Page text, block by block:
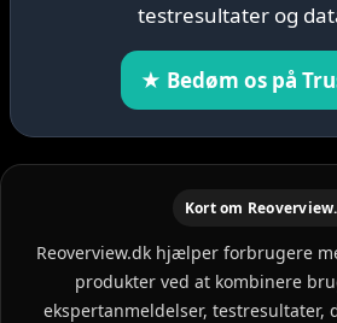
testresultater og
★ Bedøm os på
Kort om
Reoverview.dk hjælper forbrugere
produkter ved at kombinere
ekspertanmeldelser, testresultater,